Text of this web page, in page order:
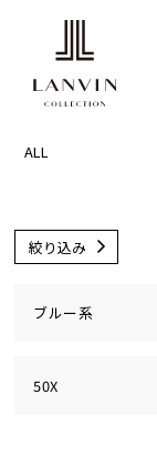
ALL
絞り込み
ブルー系
50X